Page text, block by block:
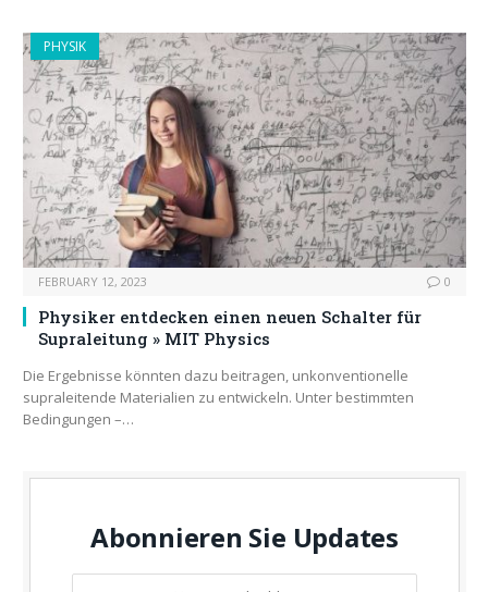
PHYSIK
FEBRUARY 12, 2023 0
Physiker entdecken einen neuen Schalter für
Supraleitung » MIT Physics
Die Ergebnisse könnten dazu beitragen, unkonventionelle
supraleitende Materialien zu entwickeln. Unter bestimmten
Bedingungen –…
Abonnieren Sie Updates